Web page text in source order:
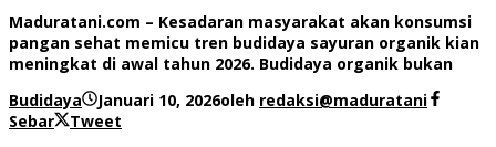
Maduratani.com – Kesadaran masyarakat akan konsumsi
pangan sehat memicu tren budidaya sayuran organik kian
meningkat di awal tahun 2026. Budidaya organik bukan
Budidaya
Januari 10, 2026oleh redaksi@maduratani
Sebar
Tweet